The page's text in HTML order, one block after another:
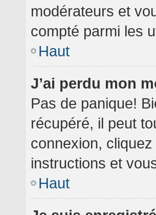
modérateurs et
compté parmi les
Haut
J’ai perdu mon
Pas de panique!
récupéré, il peut
connexion,
instructions et
Haut